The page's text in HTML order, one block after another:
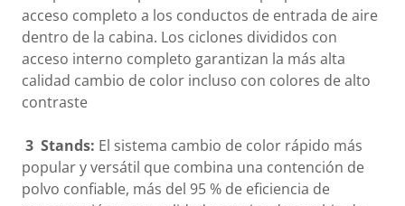
acceso completo a los conductos de entrada de aire
dentro de la cabina. Los ciclones divididos con
acceso interno completo garantizan la más alta
calidad cambio de color incluso con colores de alto
contraste
3 Stands: El sistema cambio de color rápido más
popular y versátil que combina una contención de
polvo confiable, más del 95 % de eficiencia de